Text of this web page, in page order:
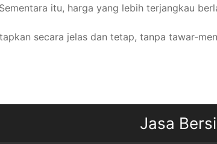
itu, harga yang lebih terjangkau
secara jelas dan tetap, tanpa tawar-
Jasa